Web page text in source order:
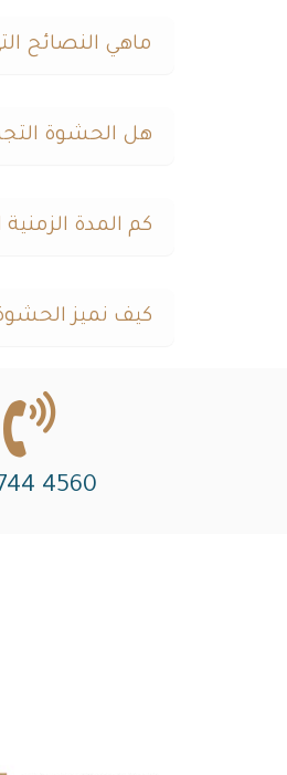
ماهي النصائح
هل الحشوة
كم المدة
كيف نميز
4560 744 06